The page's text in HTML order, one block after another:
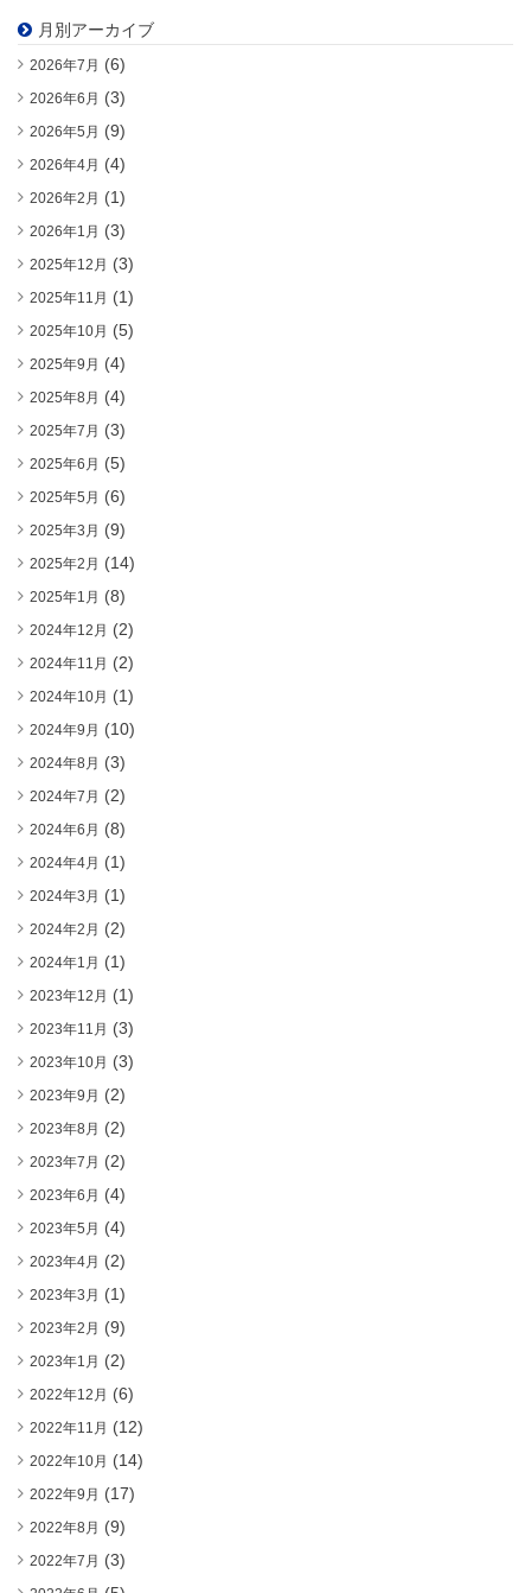
月別アーカイブ
2026年7月 (6)
2026年6月 (3)
2026年5月 (9)
2026年4月 (4)
2026年2月 (1)
2026年1月 (3)
2025年12月 (3)
2025年11月 (1)
2025年10月 (5)
2025年9月 (4)
2025年8月 (4)
2025年7月 (3)
2025年6月 (5)
2025年5月 (6)
2025年3月 (9)
2025年2月 (14)
2025年1月 (8)
2024年12月 (2)
2024年11月 (2)
2024年10月 (1)
2024年9月 (10)
2024年8月 (3)
2024年7月 (2)
2024年6月 (8)
2024年4月 (1)
2024年3月 (1)
2024年2月 (2)
2024年1月 (1)
2023年12月 (1)
2023年11月 (3)
2023年10月 (3)
2023年9月 (2)
2023年8月 (2)
2023年7月 (2)
2023年6月 (4)
2023年5月 (4)
2023年4月 (2)
2023年3月 (1)
2023年2月 (9)
2023年1月 (2)
2022年12月 (6)
2022年11月 (12)
2022年10月 (14)
2022年9月 (17)
2022年8月 (9)
2022年7月 (3)